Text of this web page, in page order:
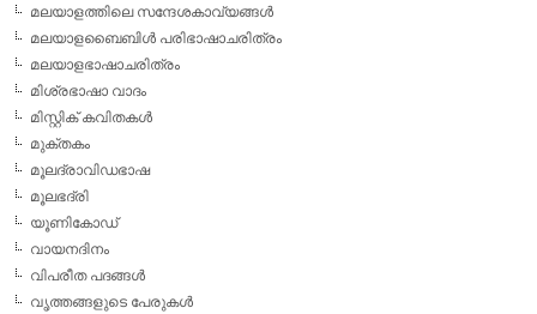
മലയാളത്തിലെ സന്ദേശകാവ്യങ്ങള്‍
മലയാളബൈബിള്‍ പരിഭാഷാചരിത്രം
മലയാളഭാഷാചരിത്രം
മിശ്രഭാഷാ വാദം
മിസ്റ്റിക് കവിതകള്‍
മുക്തകം
മൂലദ്രാവിഡഭാഷ
മൂലഭദ്രി
യൂണികോഡ്
വായനദിനം
വിപരീത പദങ്ങള്‍
വൃത്തങ്ങളുടെ പേരുകള്‍